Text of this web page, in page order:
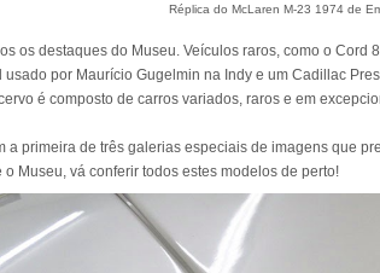
Réplica do McLaren M-23 1974 de
os destaques do Museu. Veículos raros, como o Cord
usado por Maurício Gugelmin na Indy e um Cadillac
é composto de carros variados, raros e em
a primeira de três galerias especiais de imagens que
o Museu, vá conferir todos estes modelos de perto!